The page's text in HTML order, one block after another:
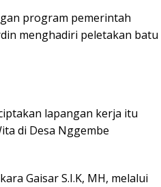
program pemerintah
menghadiri peletakan batu
lapangan kerja itu
di Desa Nggembe
Gaisar S.I.K, MH, melalui